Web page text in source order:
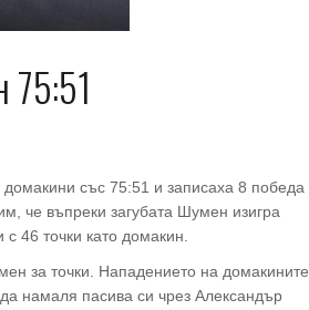
със 75:51 и записаха 8 победа
че въпреки загубата Шумен изигра
46 точки като домакин.
за точки. Нападението на домакините
намаля пасива си чрез Александър